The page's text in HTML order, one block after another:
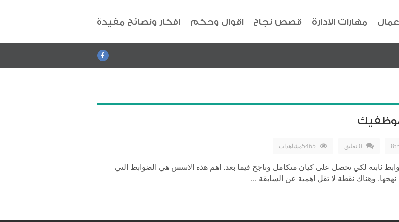
مهارات الادارة قصص نجاح اقوال وحكم افكار ونصائح مفيدة
0 تعليق
ثابتة لكي تحصل على كيان متكامل وناجح فيما بعد. اهم هذه الاسس هي الضوابط التي
وهناك نقطة لا تقل اهمية عن السابقة ...